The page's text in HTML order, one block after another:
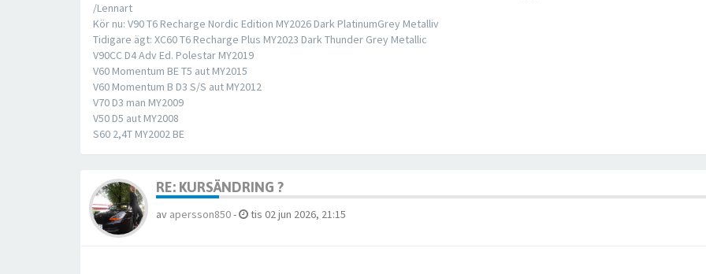
/Lennart
Kör nu: V90 T6 Recharge Nordic Edition MY2026 Dark PlatinumGrey Metalliv
Tidigare ägt: XC60 T6 Recharge Plus MY2023 Dark Thunder Grey Metallic
V90CC D4 Adv Ed. Polestar MY2019
V60 Momentum BE T5 aut MY2015
V60 Momentum B D3 S/S aut MY2012
V70 D3 man MY2009
V50 D5 aut MY2008
S60 2,4T MY2002 BE
RE: KURSÄNDRING ?
av apersson850- tis 02 jun 2026, 21:15